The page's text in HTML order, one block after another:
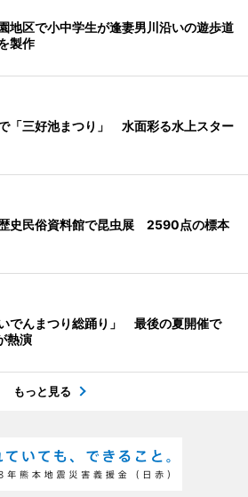
地区で小中学生が逢妻男川沿いの遊歩道
製作
「三好池まつり」 水面彩る水上スター
史民俗資料館で昆虫展 2590点の標本
いでんまつり総踊り」 最後の夏開催で
熱演
もっと見る